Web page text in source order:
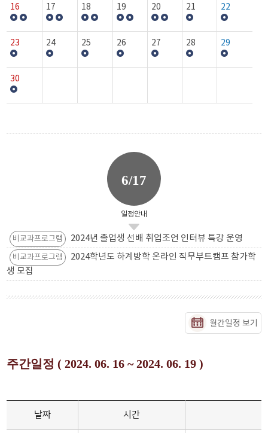
16 17 18 19 20 21 22
23 24 25 26 27 28 29
30
6/17
일정안내
비교과프로그램 2024년 졸업생 선배 취업조언 인터뷰 특강 운영
비교과프로그램
2024학년도 하계방학 온라인 직무부트캠프 참가학
생 모집
월간일정 보기
주간일정 ( 2024. 06. 16 ~ 2024. 06. 19 )
날짜 시간